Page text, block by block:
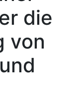
die
von